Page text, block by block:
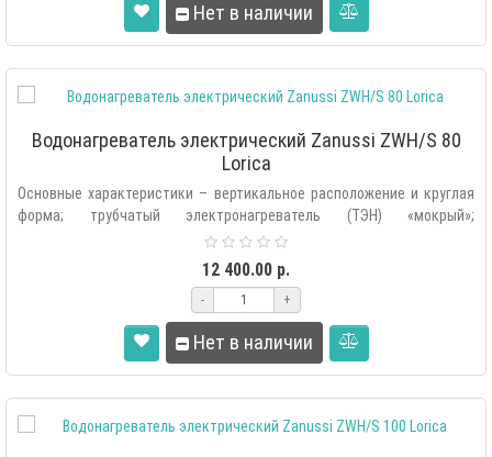
Нет в наличии
Водонагреватель электрический Zanussi ZWH/S 80
Lorica
Основные характеристики – вертикальное расположение и круглая
форма; трубчатый электронагреватель (ТЭН) «мокрый»;
12 400.00 р.
- +
Нет в наличии